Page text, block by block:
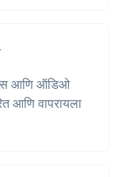
आणि ऑडिओ
आणि वापरायला